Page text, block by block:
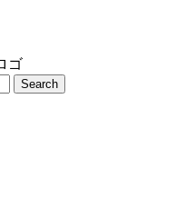
Search